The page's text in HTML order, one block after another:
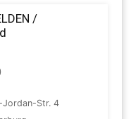
/
Jordan-Str. 4